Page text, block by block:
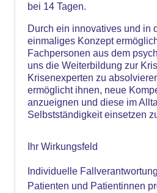
bei 14 Tagen.
Durch ein innovatives und in
einmaliges Konzept
Fachpersonen aus dem
uns die Weiterbildung zur
Krisenexperten zu
ermöglicht ihnen, neue
anzueignen und diese im
Selbstständigkeit einsetzen
Ihr Wirkungsfeld
Individuelle
Patienten und Patientinnen